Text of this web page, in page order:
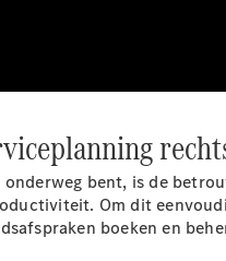
onderweg bent, is de
Om dit
boeken en